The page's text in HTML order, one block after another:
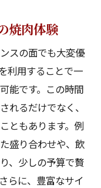
焼肉体験
スの面でも大変優
利用することで一
能です。この時間
れるだけでなく、
ともあります。例
盛り合わせや、飲
、少しの予算で贅
らに、豊富なサイ